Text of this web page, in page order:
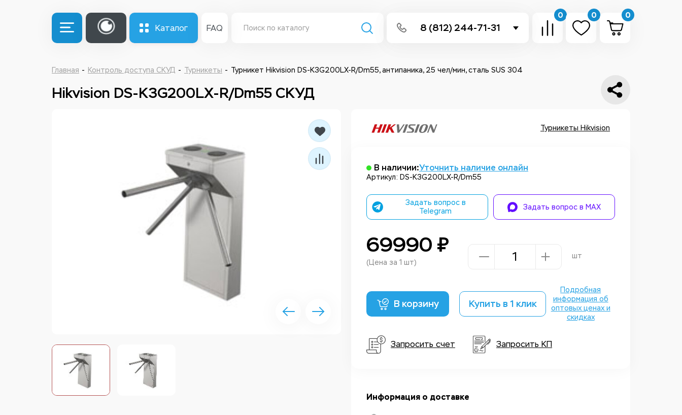
Каталог FAQ 8 (812) 244-71-31
Написать в Telegram
0 0 0
Главная Контроль доступа СКУД Турникеты Турникет Hikvision DS-K3G200LX-R/Dm55, антипаника, 25 чел/мин, сталь SUS 304
Hikvision DS-K3G200LX-R/Dm55 СКУД
Турникеты Hikvision
В наличии:Уточнить наличие онлайн
Артикул: DS-K3G200LX-R/Dm55
Задать вопрос в
Telegram
Задать вопрос в MAX
69990 ₽
(Цена за 1 шт)
шт
В корзину Купить в 1 клик
Подробная
информация об
оптовых ценах и
скидках
Запросить счет Запросить КП
Информация о доставке